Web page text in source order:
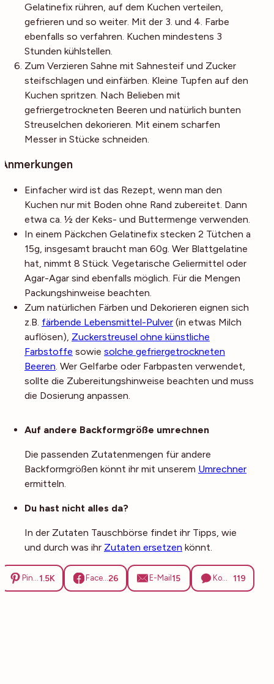
Gelatinefix rühren, auf dem Kuchen verteilen,
gefrieren und so weiter. Mit der 3. und 4. Farbe
ebenfalls so verfahren. Kuchen mindestens 3
Stunden kühlstellen.
Zum Verzieren Sahne mit Sahnesteif und Zucker
steifschlagen und einfärben. Kleine Tupfen auf den
Kuchen spritzen. Nach Belieben mit
gefriergetrockneten Beeren und natürlich bunten
Streuselchen dekorieren. Mit einem scharfen
Messer in Stücke schneiden.
Anmerkungen
Einfacher wird ist das Rezept, wenn man den
Kuchen nur mit Boden ohne Rand zubereitet. Dann
etwa ca. ½ der Keks- und Buttermenge verwenden.
In einem Päckchen Gelatinefix stecken 2 Tütchen a
15g, insgesamt braucht man 60g. Wer Blattgelatine
hat, nimmt 8 Stück. Vegetarische Geliermittel oder
Agar-Agar sind ebenfalls möglich. Für die Mengen
Packungshinweise beachten.
Zum natürlichen Färben und Dekorieren eignen sich
z.B. färbende Lebensmittel-Pulver (in etwas Milch
auflösen), Zuckerstreusel ohne künstliche
Farbstoffe sowie solche gefriergetrockneten
Beeren. Wer Gelfarbe oder Farbpasten verwendet,
sollte die Zubereitungshinweise beachten und muss
die Dosierung anpassen.
Auf andere Backformgröße umrechnen
Die passenden Zutatenmengen für andere
Backformgrößen könnt ihr mit unserem Umrechner
ermitteln.
Du hast nicht alles da?
In der Zutaten Tauschbörse findet ihr Tipps, wie
und durch was ihr Zutaten ersetzen könnt.
Noch mehr Tipps
Pinterest1.5K Facebook26 E-Mail 15 Kommentare 119